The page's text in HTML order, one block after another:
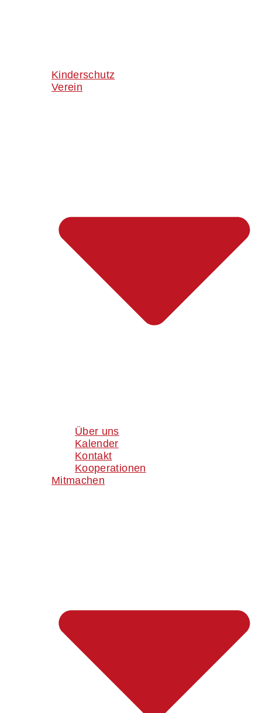
Kinderschutz
Verein
Über uns
Kalender
Kontakt
Kooperationen
Mitmachen